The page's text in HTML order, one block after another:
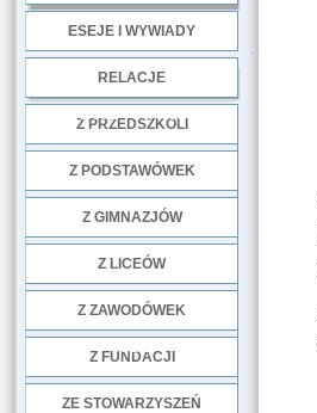
ESEJE I WYWIADY
RELACJE
Z PRZEDSZKOLI
Z PODSTAWÓWEK
Z GIMNAZJÓW
Z LICEÓW
Z ZAWODÓWEK
Z FUNDACJI
ZE STOWARZYSZEŃ